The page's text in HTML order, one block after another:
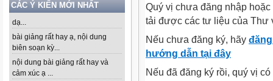
CÁC Ý KIẾN MỚI NHẤT
dạ...
bài giảng rất hay ạ, nội dung
biên soạn kỳ...
nội dung bài giảng rất hay và
cảm xúc ạ ...
Quý vị chưa đăng nhập
tải được các tư liệu của Thư
Nếu chưa đăng ký, hãy
hướng dẫn tại đây
Nếu đã đăng ký rồi, quý vị